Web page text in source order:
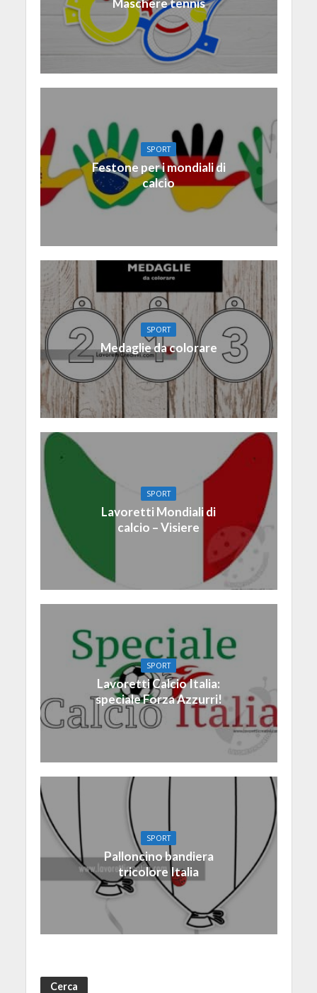
Maschere tennis
SPORT
Festone per i mondiali di
calcio
SPORT
Medaglie da colorare
SPORT
Lavoretti Mondiali di
calcio – Visiere
SPORT
Lavoretti Calcio Italia:
speciale Forza Azzurri!
SPORT
Palloncino bandiera
tricolore Italia
Cerca